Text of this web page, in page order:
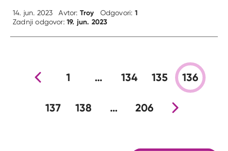
14. jun. 2023 Avtor: Troy Odgovori: 1
Zadnji odgovor:19. jun. 2023
Prejšnja stran
1 … 134 135 136
137 138 … 206Nova stran